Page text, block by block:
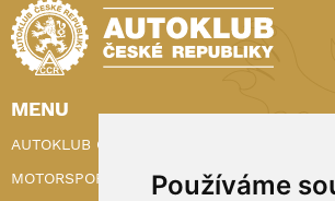
Používáme
MENU
AUTOKLUB ČR
MOTORSPORT